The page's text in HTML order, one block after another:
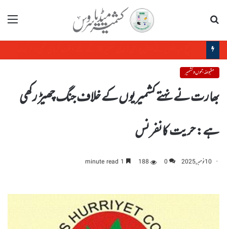
مینو
مقبوضہ جموں و کشمیر
بھارت نے نہتے کشمیریوں کے خلاف جنگ چھیڑ رکھی
ہے: حریت کانفرنس
10 نومبر, 2025 0
188